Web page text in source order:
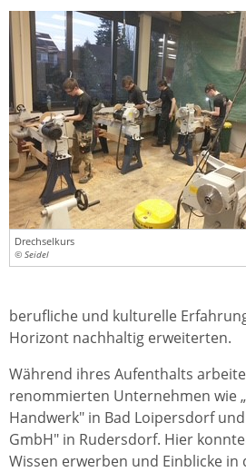
Drechselkurs
© Seidel
berufliche und kulturelle
Horizont nachhaltig erweiterten.
Während ihres Aufenthalts
renommierten Unternehmen wie
Handwerk" in Bad Loipersdorf
GmbH" in Rudersdorf. Hier
Wissen erwerben und Einblicke